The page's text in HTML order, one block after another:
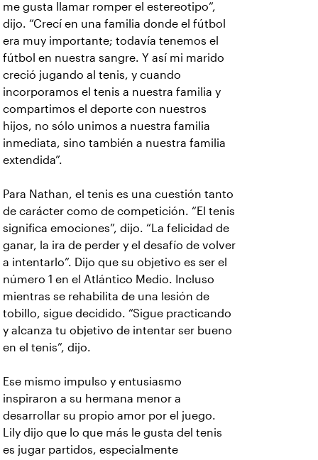
me gusta llamar romper el estereotipo”,
dijo. “Crecí en una familia donde el fútbol
era muy importante; todavía tenemos el
fútbol en nuestra sangre. Y así mi marido
creció jugando al tenis, y cuando
incorporamos el tenis a nuestra familia y
compartimos el deporte con nuestros
hijos, no sólo unimos a nuestra familia
inmediata, sino también a nuestra familia
extendida”.
Para Nathan, el tenis es una cuestión tanto
de carácter como de competición. “El tenis
significa emociones”, dijo. “La felicidad de
ganar, la ira de perder y el desafío de volver
a intentarlo”. Dijo que su objetivo es ser el
número 1 en el Atlántico Medio. Incluso
mientras se rehabilita de una lesión de
tobillo, sigue decidido. “Sigue practicando
y alcanza tu objetivo de intentar ser bueno
en el tenis”, dijo.
Ese mismo impulso y entusiasmo
inspiraron a su hermana menor a
desarrollar su propio amor por el juego.
Lily dijo que lo que más le gusta del tenis
es jugar partidos, especialmente